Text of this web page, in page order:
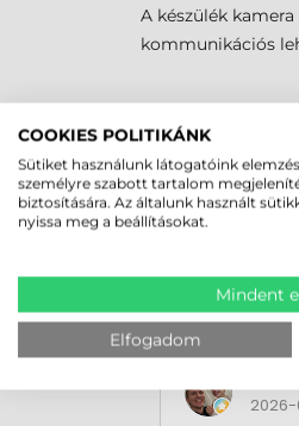
A készülék
kommunikációs
COOKIES POLITIKÁNK
Sütiket használunk látogatóink
személyre szabott tartalom
biztosítására. Az általunk használt
nyissa meg a beállításokat.
Mindent
Elfogadom